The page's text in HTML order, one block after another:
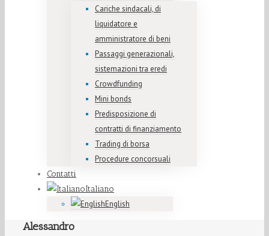
Cariche sindacali, di
liquidatore e
amministratore di beni
Passaggi generazionali,
sistemazioni tra eredi
Crowdfunding
Mini bonds
Predisposizione di
contratti di finanziamento
Trading di borsa
Procedure concorsuali
Contatti
Italiano
English
Alessandro